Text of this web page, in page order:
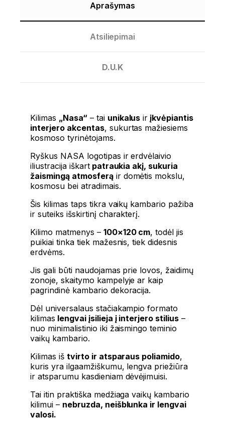
Aprašymas
Atsiliepimai
D.U.K
Kilimas „Nasa“ – tai unikalus ir įkvėpiantis
interjero akcentas, sukurtas mažiesiems
kosmoso tyrinėtojams.
Ryškus NASA logotipas ir erdvėlaivio
iliustracija iškartpatraukia akį, sukuria
žaismingą atmosferąir domėtis mokslu,
kosmosu bei atradimais.
Šis kilimas taps tikra vaikų kambario pažiba
ir suteiks išskirtinį charakterį.
Kilimo matmenys – 100×120 cm, todėl jis
puikiai tinka tiek mažesnis, tiek didesnis
erdvėms.
Jis gali būti naudojamas prie lovos, žaidimų
zonoje, skaitymo kampelyje ar kaip
pagrindinė kambario dekoracija.
Dėl universalaus stačiakampio formato
kilimas lengvai įsilieja į interjero stilius –
nuo ​​minimalistinio iki žaismingo teminio
vaikų kambario.
Kilimas iš tvirto ir atsparaus poliamido,
kuris yra ilgaamžiškumu, lengva priežiūra
ir atsparumu kasdieniam dėvėjimuisi.
Tai itin praktiška medžiaga vaikų kambario
kilimui – nebruzda, neišblunka ir lengvai
valosi.